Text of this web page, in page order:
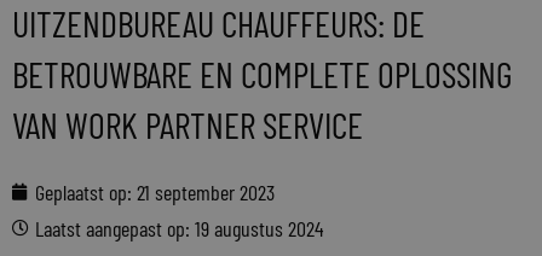
UITZENDBUREAU CHAUFFEURS: DE
BETROUWBARE EN COMPLETE OPLOSSING
VAN WORK PARTNER SERVICE
Geplaatst op: 21 september 2023
Laatst aangepast op: 19 augustus 2024